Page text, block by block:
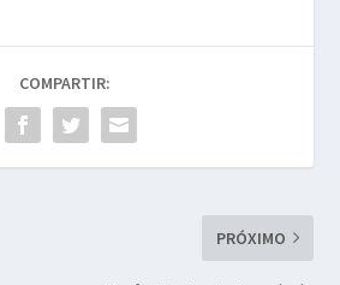
COMPARTIR:
PRÓXIMO